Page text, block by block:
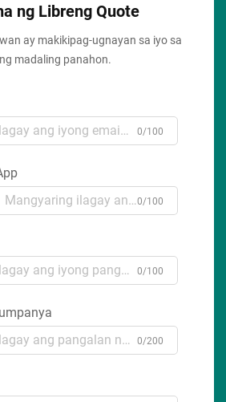
ng Libreng Quote
ay makikipag-ugnayan sa iyo sa
madaling panahon.
0/100
0/100
0/100
0/200